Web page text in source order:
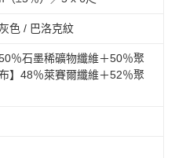
色 / 巴洛克紋
％石墨稀礦物纖維＋50％聚
】48％萊賽爾纖維＋52％聚